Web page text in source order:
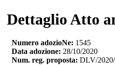
Dettaglio Atto
Numero adozioNe: 1545
Data adozione: 28/10/2020
Num. reg. proposta: DLV/2020/